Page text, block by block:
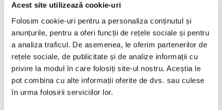
Acest site utilizează cookie-uri
Folosim cookie-uri pentru a personaliza conținutul și
anunțurile, pentru a oferi funcții de rețele sociale și pentru
a analiza traficul. De asemenea, le oferim partenerilor de
rețele sociale, de publicitate și de analize informații cu
privire la modul în care folosiți site-ul nostru. Aceștia le
pot combina cu alte informații oferite de dvs. sau culese
în urma folosirii serviciilor lor.
Februarie 2025
Ianuarie 2025
Decembrie 2024
Noiembrie 2024
Octombrie 2024
Septembrie 2024